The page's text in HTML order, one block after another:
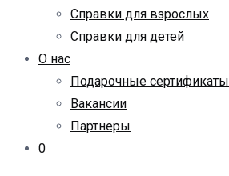
Справки для взрослых
Справки для детей
О нас
Подарочные сертификаты
Вакансии
Партнеры
0